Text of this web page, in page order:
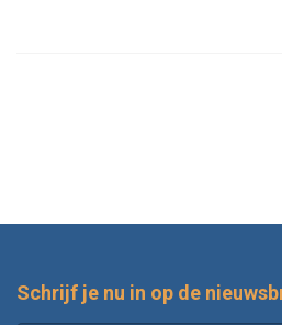
Schrijf je nu in op de